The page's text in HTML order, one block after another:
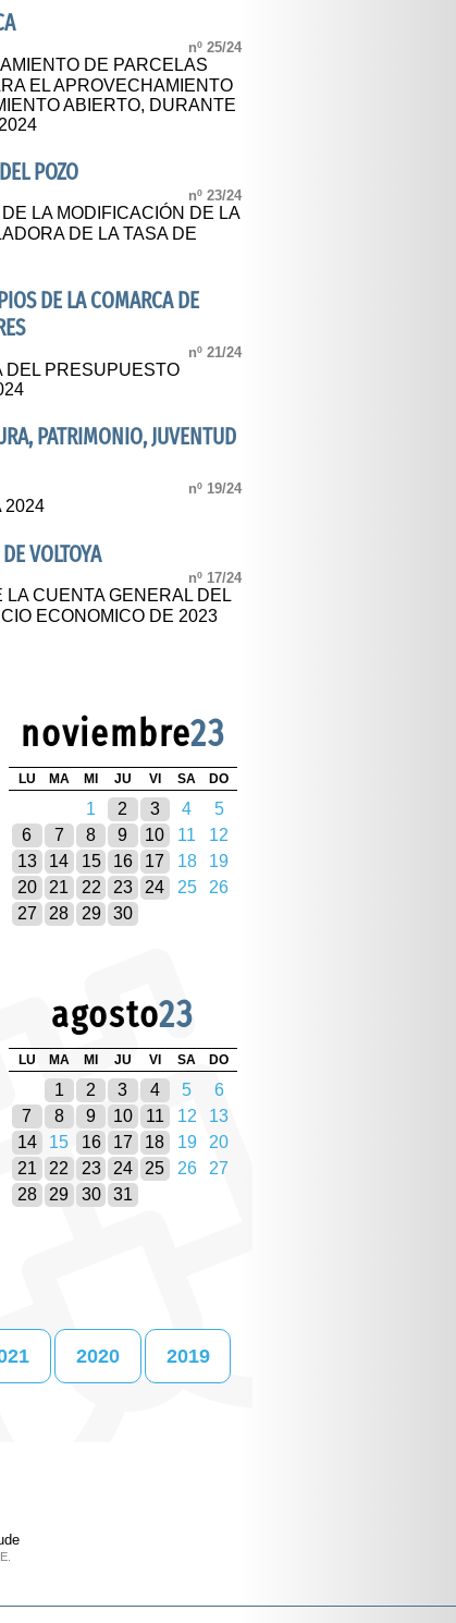
nº 25/24
DE PARCELAS
EL APROVECHAMIENTO
ABIERTO, DURANTE
POZO
nº 23/24
LA MODIFICACIÓN DE LA
DE LA TASA DE
DE LA COMARCA DE
nº 21/24
DEL PRESUPUESTO
PATRIMONIO, JUVENTUD
nº 19/24
2024
VOLTOYA
nº 17/24
CUENTA GENERAL DEL
ECONOMICO DE 2023
noviembre23
LU MA MI JU VI SA DO
1 2 3 4
5
6
7 8 9 10 11
12
13
14 15 16 17 18
19
20
21 22 23 24 25
26
27
28 29 30
agosto23
LU MA MI JU VI SA DO
1 2 3 4 5
6
7
8 9 10 11 12
13
14
15 16 17 18 19
20
21
22 23 24 25 26
27
28
29 30 31
2020 2019